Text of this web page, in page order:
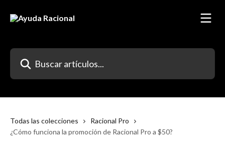
Buscar artículos...
Todas las colecciones
Racional Pro
¿Cómo funciona la promoción de Racional Pro a $50?